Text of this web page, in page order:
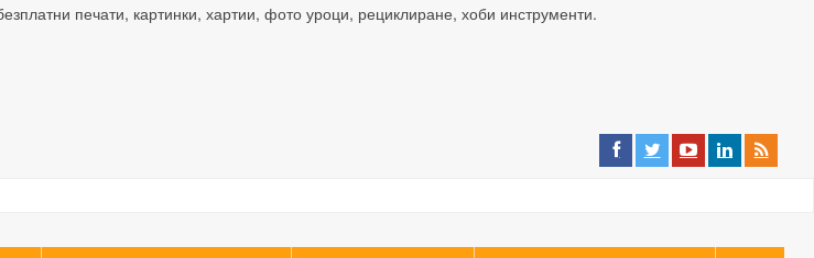
печати, картинки, хартии, фото уроци, рециклиране, хоби инструменти.